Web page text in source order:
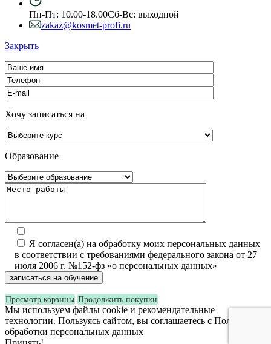
Пн-Пт: 10.00-18.00Сб-Вс: выходной
zakaz@kosmet-profi.ru
Закрыть
Хочу записаться на
Образование
Я согласен(а) на обработку моих персональных данных
в соответствии с требованиями федерального закона от 27
июля 2006 г. №152-фз «о персональных данных»
Просмотр корзины Продолжить покупки
Мы используем файлы cookie и рекомендательные
технологии. Пользуясь сайтом, вы соглашаетесь с Политикой
обработки персональных данных